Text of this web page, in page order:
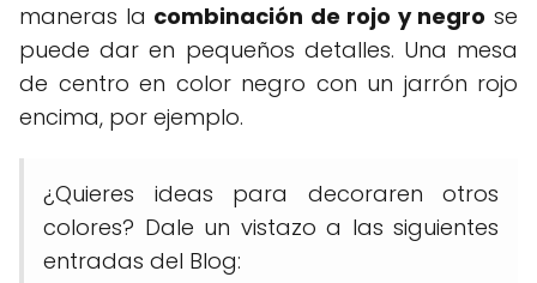
maneras la combinación de rojo y negro se
puede dar en pequeños detalles. Una mesa
de centro en color negro con un jarrón rojo
encima, por ejemplo.
¿Quieres ideas para decoraren otros
colores? Dale un vistazo a las siguientes
entradas del Blog: